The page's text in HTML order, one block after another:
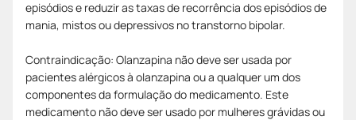
episódios e reduzir as taxas de recorrência dos episódios de
mania, mistos ou depressivos no transtorno bipolar.
Contraindicação: Olanzapina não deve ser usada por
pacientes alérgicos à olanzapina ou a qualquer um dos
componentes da formulação do medicamento. Este
medicamento não deve ser usado por mulheres grávidas ou